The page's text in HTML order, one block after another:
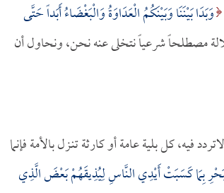
وَبَدَا بَيْنَنَا وَبَيْنَكُمُ الْعَدَاوَةُ وَالْبَغْضَاءُ أَبَداً حَتَّى
مصطلحاً شرعياً نتخلى عنه نحن، ونحاول أن
حتم لاتردد فيه، كل بلية عامة أو كارثة تنـزل بالأمة فإنما
بِمَا كَسَبَتْ أَيْدِي النَّاسِ لِيُذِيقَهُمْ بَعْضَ الَّذِي